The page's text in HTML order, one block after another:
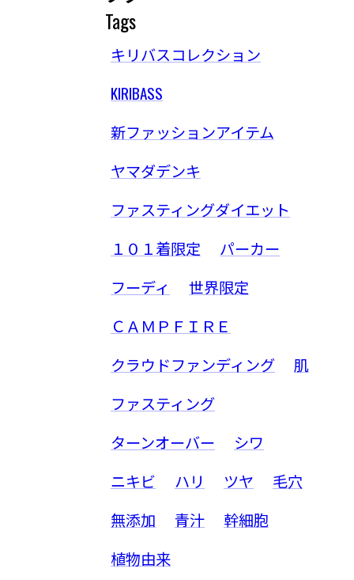
Tags
キリバスコレクション
KIRIBASS
新ファッションアイテム
ヤマダデンキ
ファスティングダイエット
１０１着限定
パーカー
フーディ
世界限定
ＣＡＭＰＦＩＲＥ
クラウドファンディング
肌
ファスティング
ターンオーバー
シワ
ニキビ
ハリ ツヤ
毛穴
無添加
青汁
幹細胞
植物由来